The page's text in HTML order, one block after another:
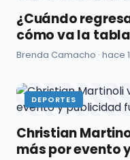
¿Cuándo
cómo va la
Brenda Camacho · hace
DEPORTES
Christian
más por evento